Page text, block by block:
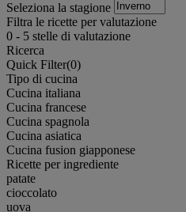
Seleziona la stagione
Filtra le ricette per valutazione
0 - 5 stelle di valutazione
Ricerca
Quick Filter(0)
Tipo di cucina
Cucina italiana
Cucina francese
Cucina spagnola
Cucina asiatica
Cucina fusion giapponese
Ricette per ingrediente
patate
cioccolato
uova